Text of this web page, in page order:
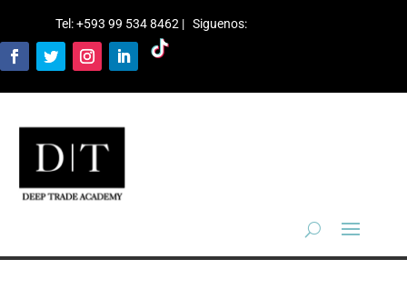
Tel: +593 99 534 8462 | Siguenos: